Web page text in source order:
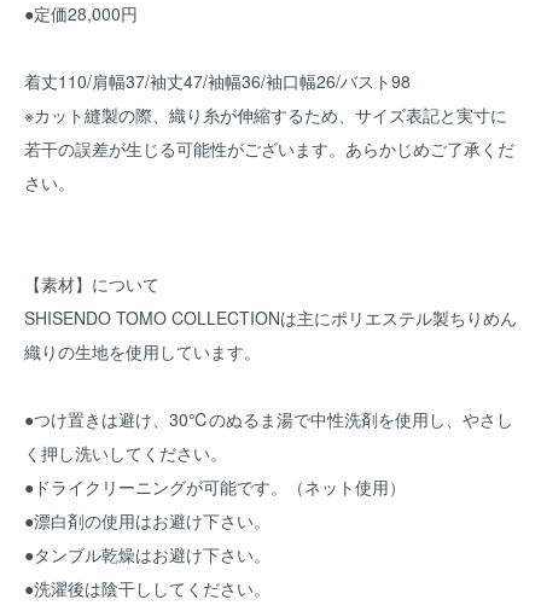
●定価28,000円
着丈110/肩幅37/袖丈47/袖幅36/袖口幅26/バスト98
※カット縫製の際、織り糸が伸縮するため、サイズ表記と実寸に
若干の誤差が生じる可能性がございます。あらかじめご了承くだ
さい。
【素材】について
SHISENDO TOMO COLLECTIONは主にポリエステル製ちりめん
織りの生地を使用しています。
●つけ置きは避け、30℃のぬるま湯で中性洗剤を使用し、やさし
く押し洗いしてください。
●ドライクリーニングが可能です。（ネット使用）
●漂白剤の使用はお避け下さい。
●タンブル乾燥はお避け下さい。
●洗濯後は陰干ししてください。